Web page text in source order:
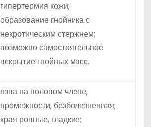
гипертермия кожи;
образование гнойника с
некротическим стержнем;
возможно самостоятельное
вскрытие гнойных масс.
язва на половом члене,
промежности, безболезненная;
края ровные, гладкие;